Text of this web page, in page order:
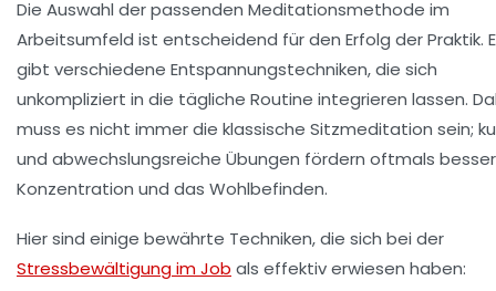
Die Auswahl der passenden Meditationsmethode im
Arbeitsumfeld ist entscheidend für den Erfolg der Praktik.
gibt verschiedene Entspannungstechniken, die sich
unkompliziert in die tägliche Routine integrieren lassen.
muss es nicht immer die klassische Sitzmeditation sein;
und abwechslungsreiche Übungen fördern oftmals
Konzentration und das Wohlbefinden.
Hier sind einige bewährte Techniken, die sich bei der
Stressbewältigung im Job als effektiv erwiesen haben: